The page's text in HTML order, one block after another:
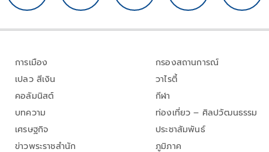
การเมือง
เปลว สีเงิน
คอลัมนิสต์
บทความ
เศรษฐกิจ
ข่าวพระราชสำนัก
กรองสถานการณ์
วาไรตี้
กีฬา
ท่องเที่ยว – ศิลปวัฒนธรรม
ประชาสัมพันธ์
ภูมิภาค